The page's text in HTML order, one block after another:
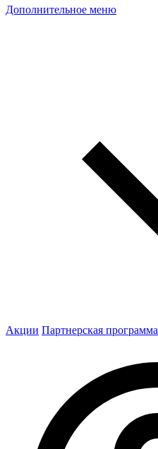
Дополнительное меню
Акции Партнерская программа